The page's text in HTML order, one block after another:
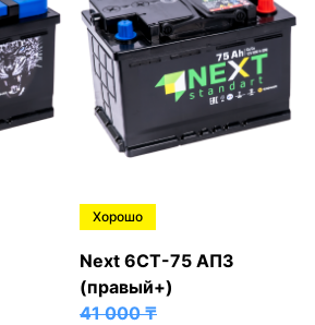
Хорошо
Next 6СТ-75 АПЗ
(правый+)
41 000₸